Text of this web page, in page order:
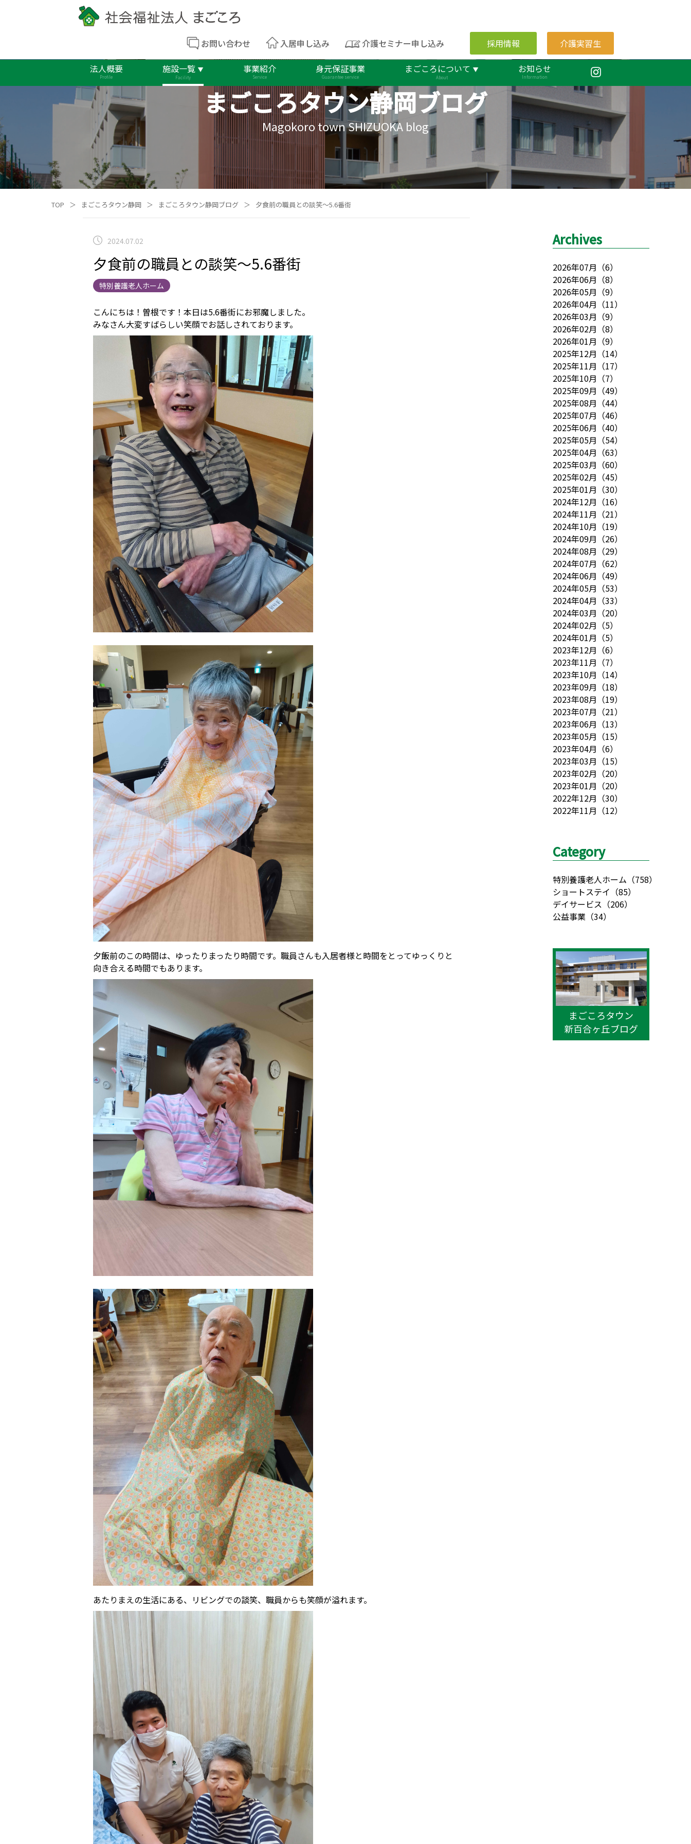
お問い合わせ 入居申し込み 介護セミナー申し込み 採用情報 介護実習生
法人概要
Profile
施設一覧
Facility
事業紹介
Service
身元保証事業
Guarantee service
まごころについて
About
お知らせ
Information
まごころタウン静岡ブログ
Magokoro town SHIZUOKA blog
TOP ＞ まごころタウン静岡 ＞ まごころタウン静岡ブログ ＞ 夕食前の職員との談笑～5.6番街
2024.07.02
夕食前の職員との談笑～5.6番街
特別養護老人ホーム
こんにちは！曽根です！本日は5.6番街にお邪魔しました。
みなさん大変すばらしい笑顔でお話しされております。
夕飯前のこの時間は、ゆったりまったり時間です。職員さんも入居者様と時間をとってゆっくりと
向き合える時間でもあります。
あたりまえの生活にある、リビングでの談笑、職員からも笑顔が溢れます。
Archives
2026年07月 （6）
2026年06月 （8）
2026年05月 （9）
2026年04月 （11）
2026年03月 （9）
2026年02月 （8）
2026年01月 （9）
2025年12月 （14）
2025年11月 （17）
2025年10月 （7）
2025年09月 （49）
2025年08月 （44）
2025年07月 （46）
2025年06月 （40）
2025年05月 （54）
2025年04月 （63）
2025年03月 （60）
2025年02月 （45）
2025年01月 （30）
2024年12月 （16）
2024年11月 （21）
2024年10月 （19）
2024年09月 （26）
2024年08月 （29）
2024年07月 （62）
2024年06月 （49）
2024年05月 （53）
2024年04月 （33）
2024年03月 （20）
2024年02月 （5）
2024年01月 （5）
2023年12月 （6）
2023年11月 （7）
2023年10月 （14）
2023年09月 （18）
2023年08月 （19）
2023年07月 （21）
2023年06月 （13）
2023年05月 （15）
2023年04月 （6）
2023年03月 （15）
2023年02月 （20）
2023年01月 （20）
2022年12月 （30）
2022年11月 （12）
Category
特別養護老人ホーム （758）
ショートステイ （85）
デイサービス （206）
公益事業 （34）
まごころタウン
新百合ヶ丘ブログ